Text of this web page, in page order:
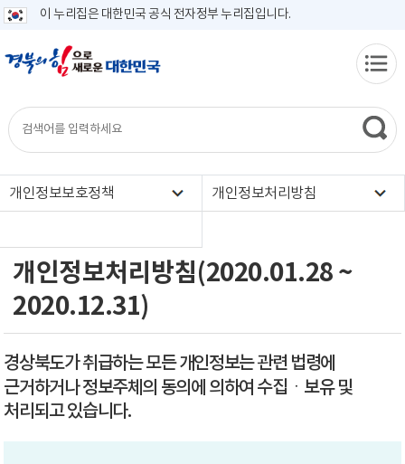
이 누리집은 대한민국 공식 전자정부 누리집입니다.
개인정보보호정책 개인정보처리방침
개인정보처리방침(2020.01.28 ~
2020.12.31)
경상북도가 취급하는 모든 개인정보는 관련 법령에
근거하거나 정보주체의 동의에 의하여 수집ㆍ보유 및
처리되고 있습니다.